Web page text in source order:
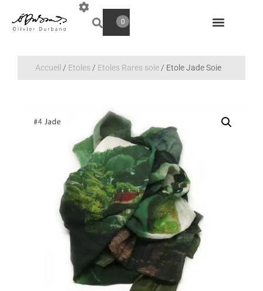
0
Accueil / Etoles / Etoles Rares soie / Etole Jade Soie